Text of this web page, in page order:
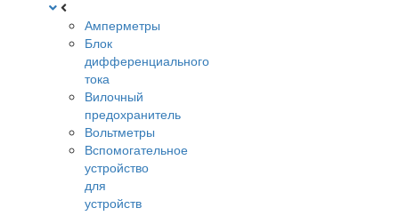
Амперметры
Блок
дифференциального
тока
Вилочный
предохранитель
Вольтметры
Вспомогательное
устройство
для
устройств